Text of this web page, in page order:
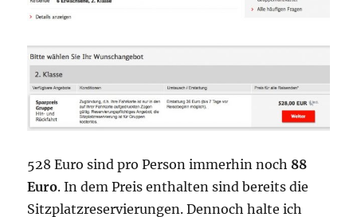
528 Euro sind pro Person immerhin noch 88
Euro. In dem Preis enthalten sind bereits die
Sitzplatzreservierungen. Dennoch halte ich